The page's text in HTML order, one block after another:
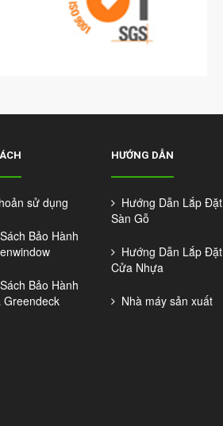
sử dụng
Bảo Hành
Bảo Hành
HƯỚNG DẪN
Hướng Dẫn Lắp Đặt
Sàn Gỗ
Hướng Dẫn Lắp Đặt
Cửa Nhựa
Nhà máy sản xuất